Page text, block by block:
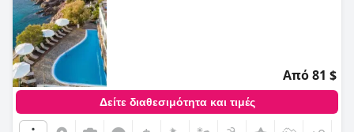
Από 81 $
Δείτε διαθεσιμότητα και τιμές